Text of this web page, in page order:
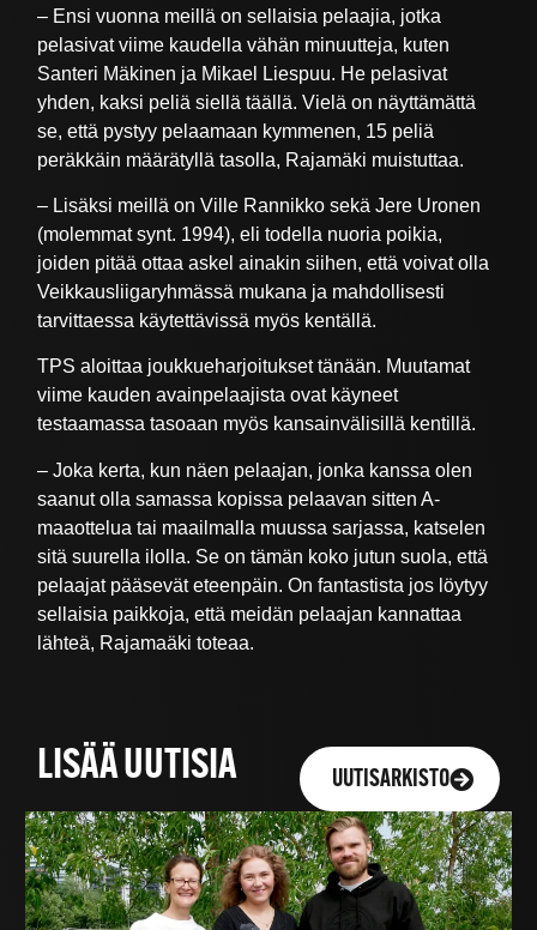
– Ensi vuonna meillä on sellaisia pelaajia, jotka
pelasivat viime kaudella vähän minuutteja, kuten
Santeri Mäkinen ja Mikael Liespuu. He pelasivat
yhden, kaksi peliä siellä täällä. Vielä on näyttämättä
se, että pystyy pelaamaan kymmenen, 15 peliä
peräkkäin määrätyllä tasolla, Rajamäki muistuttaa.
– Lisäksi meillä on Ville Rannikko sekä Jere Uronen
(molemmat synt. 1994), eli todella nuoria poikia,
joiden pitää ottaa askel ainakin siihen, että voivat olla
Veikkausliigaryhmässä mukana ja mahdollisesti
tarvittaessa käytettävissä myös kentällä.
TPS aloittaa joukkueharjoitukset tänään. Muutamat
viime kauden avainpelaajista ovat käyneet
testaamassa tasoaan myös kansainvälisillä kentillä.
– Joka kerta, kun näen pelaajan, jonka kanssa olen
saanut olla samassa kopissa pelaavan sitten A-
maaottelua tai maailmalla muussa sarjassa, katselen
sitä suurella ilolla. Se on tämän koko jutun suola, että
pelaajat pääsevät eteenpäin. On fantastista jos löytyy
sellaisia paikkoja, että meidän pelaajan kannattaa
lähteä, Rajamaäki toteaa.
LISÄÄ UUTISIA UUTISARKISTO